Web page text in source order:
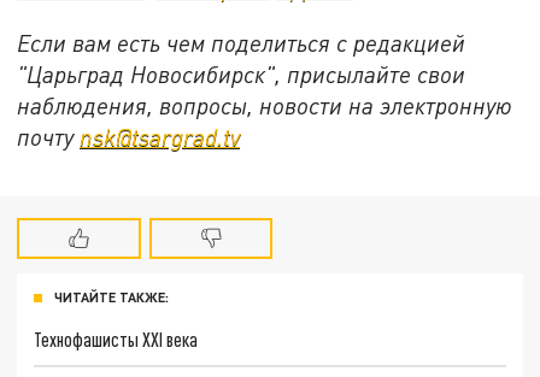
Если вам есть чем поделиться с редакцией
"Царьград Новосибирск", присылайте свои
наблюдения, вопросы, новости на электронную
почту nsk@tsargrad.tv
ЧИТАЙТЕ ТАКЖЕ:
Технофашисты XXI века